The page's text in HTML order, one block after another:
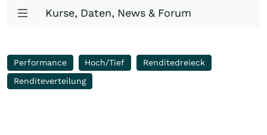
Kurse, Daten, News & Forum
Performance Hoch/Tief
Renditedreieck
Renditeverteilung